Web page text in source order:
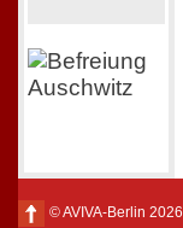
© AVIVA-Berlin 2026